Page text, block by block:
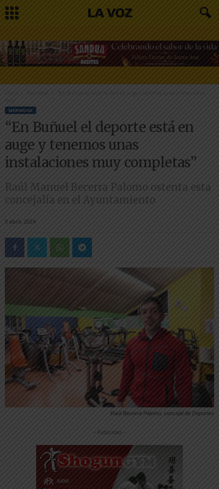
Inicio
“En Buñuel el deporte está en auge y tenemos unas instalaciones
muy...
MERINDAD
“En Buñuel el deporte está en
auge y tenemos unas
instalaciones muy completas”
Raúl Manuel Becerra Palomo ostenta esta
concejalía en el Ayuntamiento
3 abril, 2024
Raúl Becerra Palomo, concejal de Deportes
-- Publicidad --